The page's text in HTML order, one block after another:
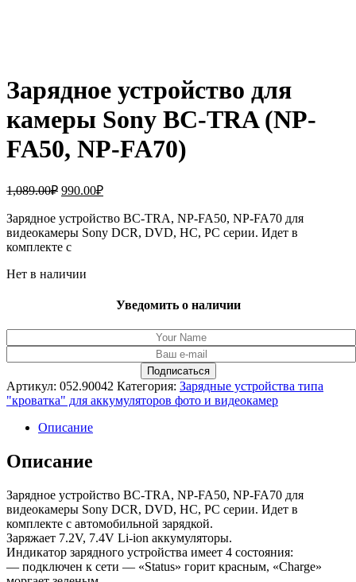
Зарядное устройство для
камеры Sony BC-TRA (NP-
FA50, NP-FA70)
1,089.00₽ Первоначальная
составляла
1,089.00₽.
990.00₽Текущая
990.00₽.
Зарядное устройство BC-TRA, NP-FA50, NP-FA70 для
видеокамеры Sony DCR, DVD, HC, PC серии. Идет в
комплекте с
Нет в наличии
Уведомить о наличии
Артикул: 052.90042 Категория: Зарядные устройства типа
"кроватка" для аккумуляторов фото и видеокамер
Описание
Описание
Зарядное устройство BC-TRA, NP-FA50, NP-FA70 для
видеокамеры Sony DCR, DVD, HC, PC серии. Идет в
комплекте с автомобильной зарядкой.
Заряжает 7.2V, 7.4V Li-ion аккумуляторы.
Индикатор зарядного устройства имеет 4 состояния:
— подключен к сети — «Status» горит красным, «Charge»